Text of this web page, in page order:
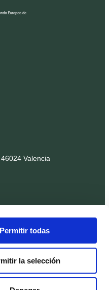
Permitir todas
la selección
Valencia